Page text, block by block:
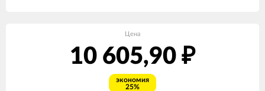
Цена
10 605,90 ₽
экономия
25%